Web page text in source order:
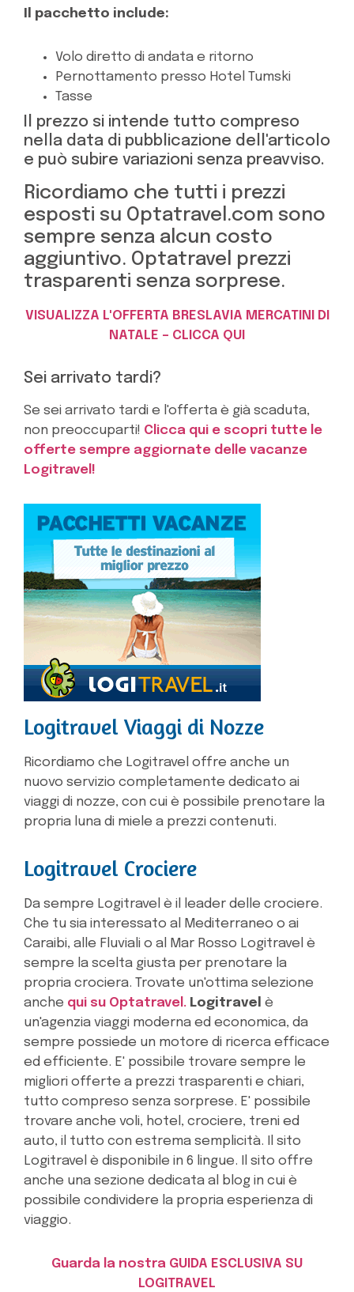
Il pacchetto include:
Volo diretto di andata e ritorno
Pernottamento presso Hotel Tumski
Tasse
Il prezzo si intende tutto compreso
nella data di pubblicazione dell'articolo
e può subire variazioni senza preavviso.
Ricordiamo che tutti i prezzi
esposti su Optatravel.com sono
sempre senza alcun costo
aggiuntivo. Optatravel prezzi
trasparenti senza sorprese.
VISUALIZZA L'OFFERTA BRESLAVIA MERCATINI DI
NATALE – CLICCA QUI
Sei arrivato tardi?
Se sei arrivato tardi e l'offerta è già scaduta,
non preoccuparti! Clicca qui e scopri tutte le
offerte sempre aggiornate delle vacanze
Logitravel!
Logitravel Viaggi di Nozze
Ricordiamo che Logitravel offre anche un
nuovo servizio completamente dedicato ai
viaggi di nozze, con cui è possibile prenotare la
propria luna di miele a prezzi contenuti.
Logitravel Crociere
Da sempre Logitravel è il leader delle crociere.
Che tu sia interessato al Mediterraneo o ai
Caraibi, alle Fluviali o al Mar Rosso Logitravel è
sempre la scelta giusta per prenotare la
propria crociera. Trovate un'ottima selezione
anche qui su Optatravel. Logitravel è
un'agenzia viaggi moderna ed economica, da
sempre possiede un motore di ricerca efficace
ed efficiente. E' possibile trovare sempre le
migliori offerte a prezzi trasparenti e chiari,
tutto compreso senza sorprese. E' possibile
trovare anche voli, hotel, crociere, treni ed
auto, il tutto con estrema semplicità. Il sito
Logitravel è disponibile in 6 lingue. Il sito offre
anche una sezione dedicata al blog in cui è
possibile condividere la propria esperienza di
viaggio.
Guarda la nostra GUIDA ESCLUSIVA SU
LOGITRAVEL